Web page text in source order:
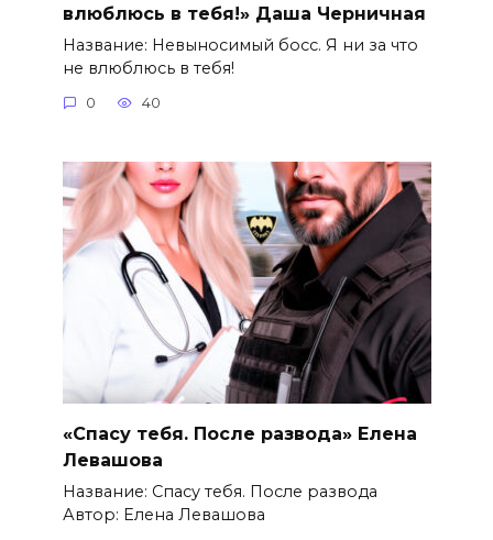
влюблюсь в тебя!» Даша Черничная
Название: Невыносимый босс. Я ни за что
не влюблюсь в тебя!
0 40
«Спасу тебя. После развода» Елена
Левашова
Название: Спасу тебя. После развода
Автор: Елена Левашова